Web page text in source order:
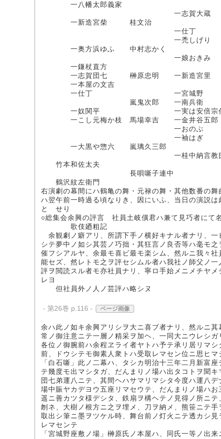
一八幡太郎義家
一志賀大蔵
一新造宮柴 桂文治
一仕丁
一禿しげり
一奥方浜ゆふ 中村志か
一娘おきみ
一鎌杖直方
一志賀団七 榊原忠明 一新造
一本屋の文吉
一仕丁 一宮城野
嵐鬼次郎 一南兵衛
一奴関平 一実は安倍宗
一こし元梅か枝 馬場幸吉 一金井谷五郎
一おのぶ
一袖はぎ
一大黒や惣六 嵐璃久三
一桂中納言教氏実は安
竹本和佐太夫
長唄噺子連中
鶴沢紋左衛門
右演劇の幕間にハ鶴亀の舞・元禄の舞・其他数番の
ハ翌午前一時過る頃なりき、因にいふ、当日の演説
とゝせり
○総集会余興の評言 社員土岐僙君ハ兼て見巧者にて
歌伎廼粗記 桜
余観劇ノ癖アリ、所謂下手ノ横好キナル者ナリ、
シテ夢中ノ如シ其芸ノ巧拙・其狂言ノ良否等ハ毫モ
催フシアルヤ、余最モ喜ビ最モ楽シム、然ルニ我々
能セズ、然レトモ之ヲ評セシムル者ハ我社ノ師父ノ
評ヲ閲読スル者モ亦社員ナリ、寧ロ手始メニメチヤ
レヨ
但社員外ノ人ノ芸評ハ略シヌ
- 第26巻 p.116 - ページ画像
余ハ此ノ如キ余興アリシヲ大ニ喜ブ者ナリ、然ルニ
常ノ御注意ニテ一層ノ精采ヲ加ヘ、一同大ニウレシガ
各位ノ御腕前ハ余程ヱライ者ヤトハ予テ承リ居リマ
前、ドウシテモ御素人衆トハ受取レマセン位ニ思ヒ
「白石噺」此ノ二幕ハ、タシカ明治十三年二月新富
テ幾度モ出マシタガ、だんまりノ場ハ出タコトヲ聞
団七弟運八ニテ、其間ヘハサマリマシタ今度ハ運八
場中賑ヤカデヨウ五座リマセウテ、だんまりノ場ハ
遥ニ善カツタ様デシタ、鉄扇ヲ構ヘテノ見得ノ所ニ
刎ネ、大樹ノ根方ニ之ヲ埋メ、刀ヲ納メ、熊笹ニテ
取出シ筆ニ墨ヲツケル時、舞台前ノ灯火ニテ透カシ
レマセンテ
「宮城野座敷ノ場」榊原氏ノ本屋ハ、同氏一等ノ出